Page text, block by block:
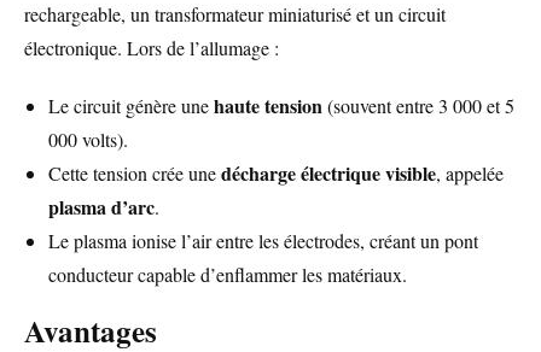
rechargeable, un transformateur miniaturisé et un circuit
électronique. Lors de l’allumage :
Le circuit génère unehaute tension(souvent entre 3 000 et 5
000 volts).
Cette tension crée unedécharge électrique visible, appelée
plasma d’arc.
Le plasma ionise l’air entre les électrodes, créant un pont
conducteur capable d’enflammer les matériaux.
Avantages